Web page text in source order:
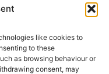
like cookies to
to these
as browsing behaviour or
consent, may
politika
Service)